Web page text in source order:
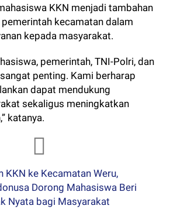
KKN menjadi tambahan
kecamatan dalam
kepada masyarakat.
pemerintah, TNI-Polri, dan
penting. Kami berharap
dapat mendukung
sekaligus meningkatkan
katanya.
KKN ke Kecamatan Weru,
Dorong Mahasiswa Beri
Nyata bagi Masyarakat